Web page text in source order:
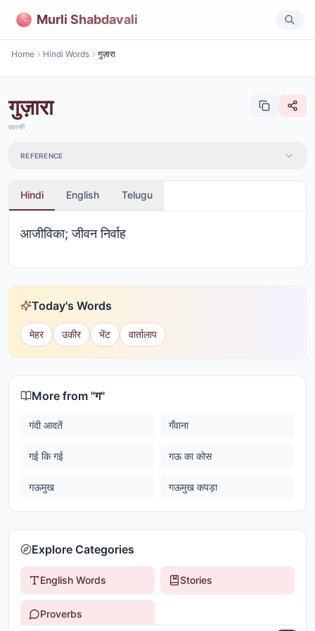
Murli Shabdavali
Home Hindi Words गुज़ारा
गुज़ारा
फ़ारसी
REFERENCE
Hindi English Telugu
आजीविका; जीवन निर्वाह
Today's Words
मेहर उकीर भेंट वार्तालाप
More from "ग"
गंदी आदतें गँवाना
गई कि गई गऊ का कोस
गऊमुख गऊमुख कपड़ा
Explore Categories
English Words Stories
Proverbs